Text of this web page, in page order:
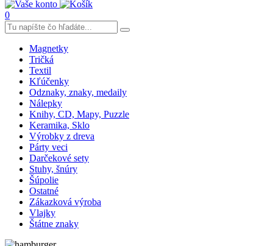
0
Magnetky
Tričká
Textil
Kľúčenky
Odznaky, znaky, medaily
Nálepky
Knihy, CD, Mapy, Puzzle
Keramika, Sklo
Výrobky z dreva
Párty veci
Darčekové sety
Stuhy, šnúry
Šúpolie
Ostatné
Zákazková výroba
Vlajky
Štátne znaky